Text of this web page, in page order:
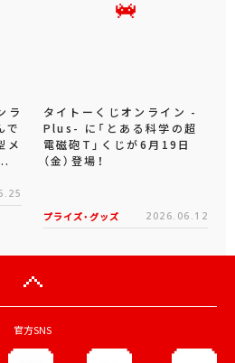
ラ
で
メ
タイトーくじオンライン -
Plus- に「とある科学の超
電磁砲T」くじが6月19日
（金）登場！
プライズ・グッズ 2026.06.12
官方SNS